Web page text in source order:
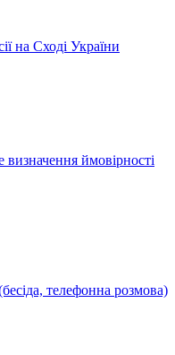
на Сході України
визначення ймовірності
телефонна розмова)